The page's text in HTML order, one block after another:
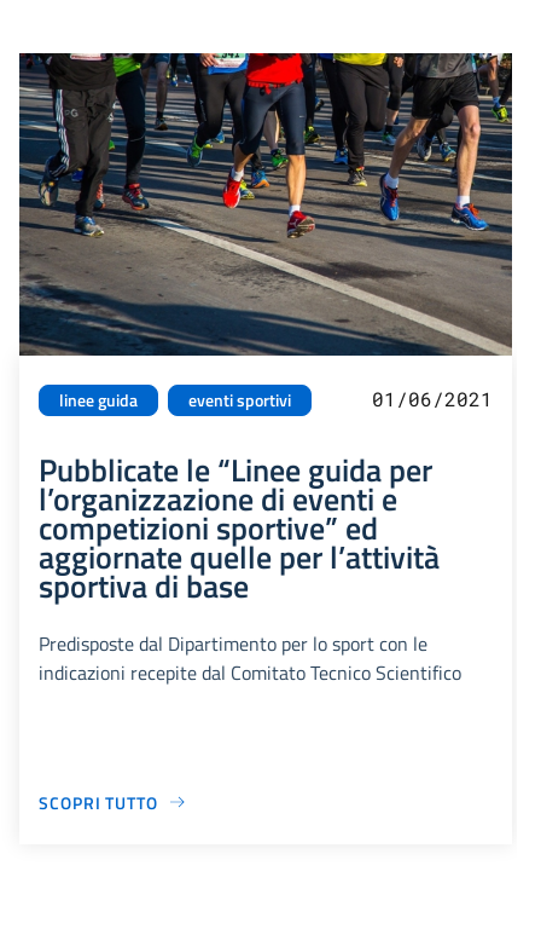
linee guida eventi sportivi 01/06/2021
Pubblicate le “Linee guida per
l’organizzazione di eventi e
competizioni sportive” ed
aggiornate quelle per l’attività
sportiva di base
Predisposte dal Dipartimento per lo sport con le
indicazioni recepite dal Comitato Tecnico Scientifico
SCOPRI TUTTO